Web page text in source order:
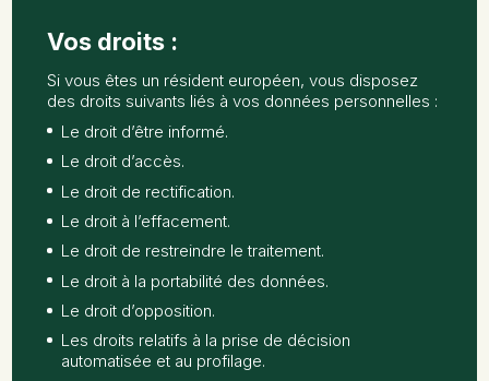
Vos droits :
Si vous êtes un résident européen, vous disposez
des droits suivants liés à vos données personnelles :
Le droit d’être informé.
Le droit d’accès.
Le droit de rectification.
Le droit à l’effacement.
Le droit de restreindre le traitement.
Le droit à la portabilité des données.
Le droit d’opposition.
Les droits relatifs à la prise de décision
automatisée et au profilage.